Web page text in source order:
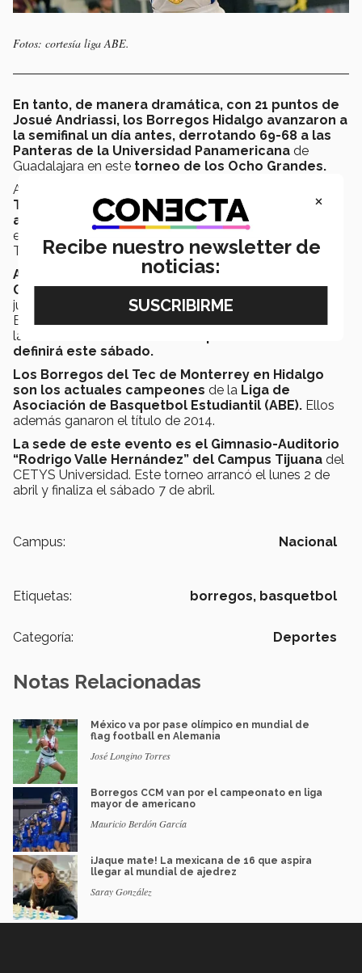
Fotos: cortesía liga ABE.
En tanto, de manera dramática, con 21 puntos de
Josué Andriassi, los Borregos Hidalgo avanzaron a
la semifinal un día antes, derrotando 69-68 a las
Panteras de la Universidad Panamericana de
Guadalajara en este torneo de los Ocho Grandes.
A su vez, los
Tec Guadalajaravencieron también de forma
agónica por 60-57 al campus Monterrey,
evento que se realiza en el CETYS Universidad de
Tijuana.
Ahora tanto los de Hidalgo como los de
Guadalajara se medirán en las semifinaleseste
jueves. La otra semifinal será entre CEU (Centro de
Estudios Universitarios) contra UDLAP (Universidad de
las Américas de Puebla).
definirá este sábado.
Los Borregos del Tec de Monterrey en Hidalgo
son los actuales campeones de la Liga de
Asociación de Basquetbol Estudiantil (ABE). Ellos
además ganaron el título de 2014.
La sede de este evento es el Gimnasio-Auditorio
“Rodrigo Valle Hernández” del Campus Tijuana del
CETYS Universidad. Este torneo arrancó el lunes 2 de
abril y finaliza el sábado 7 de abril.
Campus: Nacional
Etiquetas: borregos, basquetbol
Categoría: Deportes
Notas Relacionadas
México va por pase olímpico en mundial de
flag football en Alemania
José Longino Torres
Borregos CCM van por el campeonato en liga
mayor de americano
Mauricio Berdón García
¡Jaque mate! La mexicana de 16 que aspira
llegar al mundial de ajedrez
Saray González
×
Recibe nuestro newsletter de
noticias: